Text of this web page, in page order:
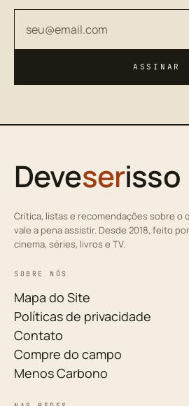
ASSINAR
Deveserisso
Crítica, listas e recomendações sobre o
vale a pena assistir. Desde 2018, feito
cinema, séries, livros e TV.
SOBRE NÓS
Mapa do Site
Políticas de privacidade
Contato
Compre do campo
Menos Carbono